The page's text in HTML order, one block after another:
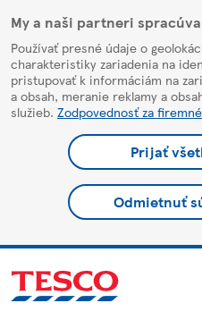
My a naši partneri
Používať presné údaje o
charakteristiky zariadenia na
pristupovať k informáciám na
a obsah, meranie reklamy a
služieb. Zodpovednosť za
Prijať
Odmietnuť